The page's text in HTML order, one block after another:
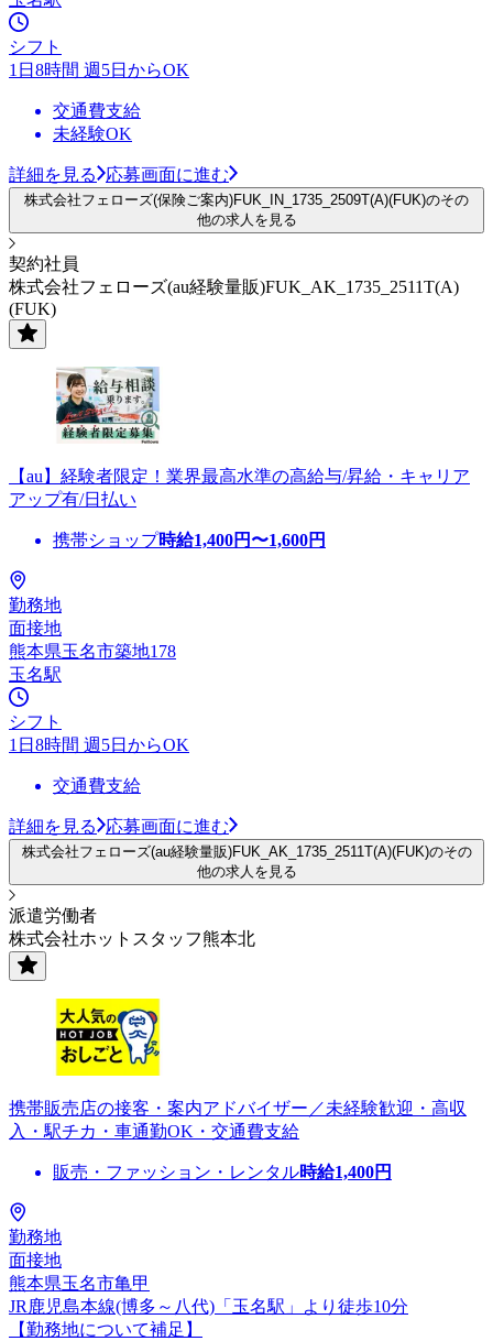
シフト
1日8時間 週5日からOK
交通費支給
未経験OK
詳細を見る 応募画面に進む
株式会社フェローズ(保険ご案内)FUK_IN_1735_2509T(A)(FUK)のその
他の求人を見る
契約社員
株式会社フェローズ(au経験量販)FUK_AK_1735_2511T(A)
(FUK)
【au】経験者限定！業界最高水準の高給与/昇給・キャリア
アップ有/日払い
携帯ショップ時給1,400円〜1,600円
勤務地
面接地
熊本県玉名市築地178
玉名駅
シフト
1日8時間 週5日からOK
交通費支給
詳細を見る 応募画面に進む
株式会社フェローズ(au経験量販)FUK_AK_1735_2511T(A)(FUK)のその
他の求人を見る
派遣労働者
株式会社ホットスタッフ熊本北
携帯販売店の接客・案内アドバイザー／未経験歓迎・高収
入・駅チカ・車通勤OK・交通費支給
販売・ファッション・レンタル時給1,400円
勤務地
面接地
熊本県玉名市亀甲
JR鹿児島本線(博多～八代)「玉名駅」より徒歩10分
【勤務地について補足】